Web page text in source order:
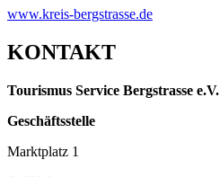
www.kreis-bergstrasse.de
KONTAKT
Tourismus Service Bergstrasse e.V.
Geschäftsstelle
Marktplatz 1